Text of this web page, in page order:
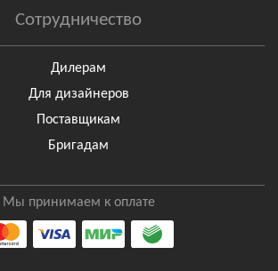
Сотрудничество
Дилерам
Для дизайнеров
Поставщикам
Бригадам
Мы принимаем к оплате